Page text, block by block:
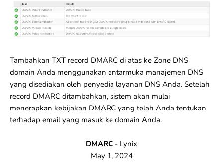
Tambahkan TXT record DMARC di atas ke Zone DNS
domain Anda menggunakan antarmuka manajemen DNS
yang disediakan oleh penyedia layanan DNS Anda. Setelah
record DMARC ditambahkan, sistem akan mulai
menerapkan kebijakan DMARC yang telah Anda tentukan
terhadap email yang masuk ke domain Anda.
DMARC - Lynix
May 1, 2024